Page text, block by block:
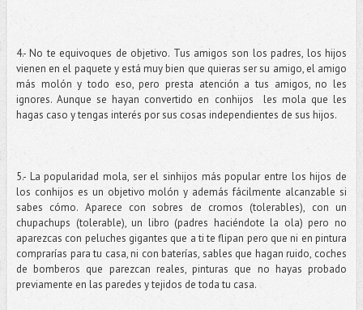
4.- No te equivoques de objetivo. Tus amigos son los padres, los hijos
vienen en el paquete y está muy bien que quieras ser su amigo, el amigo
más molón y todo eso, pero presta atención a tus amigos, no les
ignores. Aunque se hayan convertido en conhijos les mola que les
hagas caso y tengas interés por sus cosas independientes de sus hijos.
5.- La popularidad mola, ser el sinhijos más popular entre los hijos de
los conhijos es un objetivo molón y además fácilmente alcanzable si
sabes cómo. Aparece con sobres de cromos (tolerables), con un
chupachups (tolerable), un libro (padres haciéndote la ola) pero no
aparezcas con peluches gigantes que a ti te flipan pero que ni en pintura
comprarías para tu casa, ni con baterías, sables que hagan ruido, coches
de bomberos que parezcan reales, pinturas que no hayas probado
previamente en las paredes y tejidos de toda tu casa.